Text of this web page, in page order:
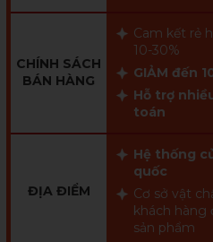
CHÍNH SÁCH
BÁN HÀNG
Cam kết rẻ
10-30%
GIẢM đến
Hỗ trợ
toán
ĐỊA ĐIỂM
Hệ thống
quốc
Cơ sở vật
khách hàng
sản phẩm